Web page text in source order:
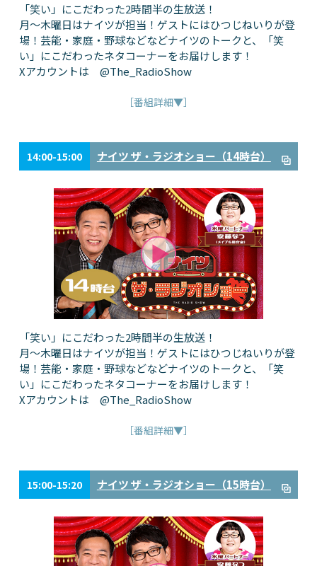
「笑い」にこだわった2時間半の生放送！
月～木曜日はナイツが担当！ゲストにはひつじねいりが登
場！芸能・家庭・野球などなどナイツのトークと、「笑
い」にこだわったネタコーナーをお届けします！
Xアカウントは @The_RadioShow
［番組詳細▼］
14:00-15:00 ナイツ ザ・ラジオショー（14時台）
「笑い」にこだわった2時間半の生放送！
月～木曜日はナイツが担当！ゲストにはひつじねいりが登
場！芸能・家庭・野球などなどナイツのトークと、「笑
い」にこだわったネタコーナーをお届けします！
Xアカウントは @The_RadioShow
［番組詳細▼］
15:00-15:20 ナイツ ザ・ラジオショー（15時台）